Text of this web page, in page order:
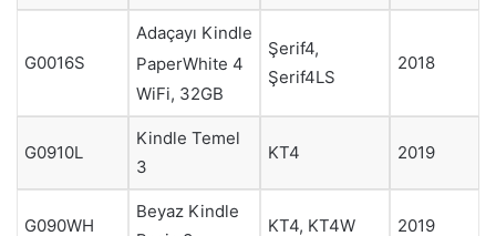
G0016S
Adaçayı Kindle
PaperWhite 4
WiFi, 32GB
Şerif4,
Şerif4LS
2018
G0910L
Kindle Temel
3
KT4 2019
G090WH
Beyaz Kindle
KT4, KT4W 2019